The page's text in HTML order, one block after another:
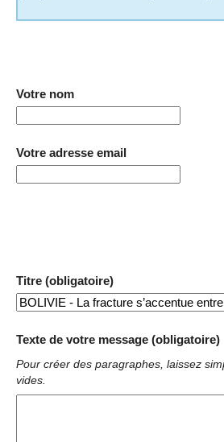
Votre nom
Votre adresse email
Titre (obligatoire)
Texte de votre message (obligatoire)
Pour créer des paragraphes, laissez
vides.